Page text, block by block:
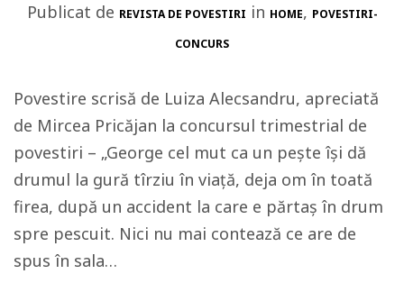
Publicat de REVISTA DE POVESTIRI in HOME, POVESTIRI-
CONCURS
Povestire scrisă de Luiza Alecsandru, apreciată
de Mircea Pricăjan la concursul trimestrial de
povestiri – „George cel mut ca un pește își dă
drumul la gură tîrziu în viață, deja om în toată
firea, după un accident la care e părtaș în drum
spre pescuit. Nici nu mai contează ce are de
spus în sala…